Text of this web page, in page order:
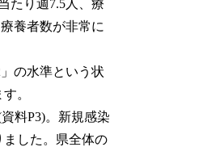
たり週7.5人、療
養者数が非常に
の水準という状
。
料P3)。新規感染
ました。県全体の